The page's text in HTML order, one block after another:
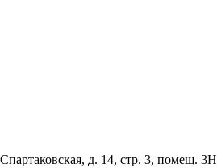
д. 14, стр. 3, помещ. 3Н